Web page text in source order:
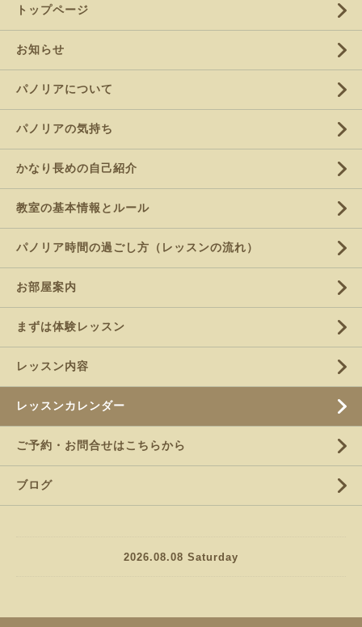
トップページ
お知らせ
パノリアについて
パノリアの気持ち
かなり長めの自己紹介
教室の基本情報とルール
パノリア時間の過ごし方（レッスンの流れ）
お部屋案内
まずは体験レッスン
レッスン内容
レッスンカレンダー
ご予約・お問合せはこちらから
ブログ
2026.08.08 Saturday